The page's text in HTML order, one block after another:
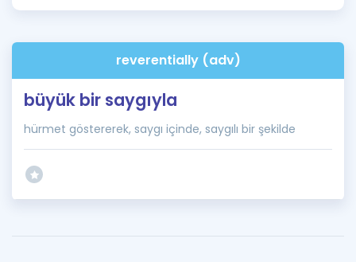
İngilizce Gramerreverentially (adv)
büyük bir saygıyla
hürmet göstererek, saygı içinde, saygılı bir şekilde